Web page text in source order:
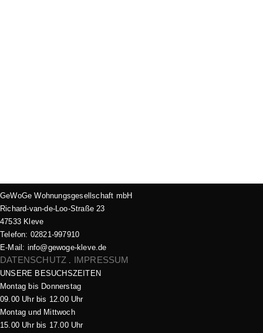
GeWoGe Wohnungsgesellschaft mbH
Richard-van-de-Loo-Straße 23
47533 Kleve
Telefon: 02821-997910
E-Mail: info@gewoge-kleve.de​
DATENSCHUTZ . IMPRESSUM
UNSERE BESUCHSZEITEN
Montag bis Donnerstag
09.00 Uhr bis 12.00 Uhr
Montag und Mittwoch
15.00 Uhr bis 17.00 Uhr